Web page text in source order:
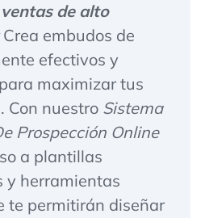
de alto
Crea embudos de
efectivos y
maximizar tus
Con nuestro Sistema
Prospección Online
a plantillas
y herramientas
te permitirán diseñar